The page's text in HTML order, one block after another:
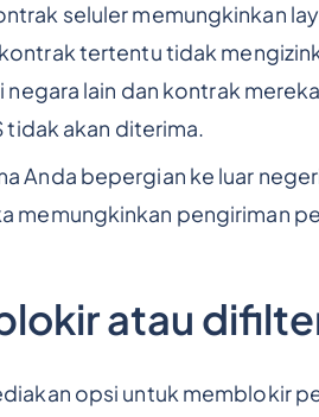
seluler memungkinkan
tertentu tidak
negara lain dan kontrak
tidak akan diterima.
Anda bepergian ke luar
memungkinkan pengiriman
atau
opsi untuk memblokir